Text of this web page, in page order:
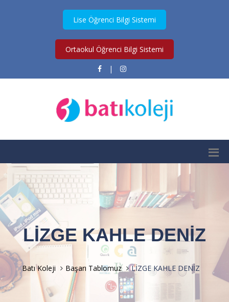
Lise Öğrenci Bilgi Sistemi
Ortaokul Öğrenci Bilgi Sistemi
|
LİZGE KAHLE DENİZ
Batı Koleji Başarı Tablomuz LİZGE KAHLE DENİZ